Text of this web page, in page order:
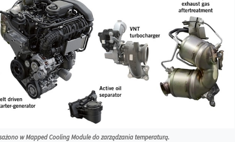
w Mapped Cooling Module do zarządzania temperaturą.